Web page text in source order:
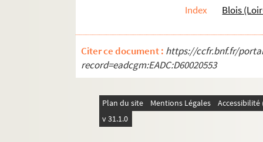
949. M. Bravard-Veyrières. « 1er cahier de
950. « Notes sur la chimie »
951. Cours de physiologie de l'étudiant A.
953. Recueil de pièces diverses,
954. Joseph-François Jarjavay. « Anatomie
Index
Blois
Citer ce document : https://ccfr.bnf.fr/
record=eadcgm:EADC:D60020553
Plan du site Mentions Légales
v 31.1.0